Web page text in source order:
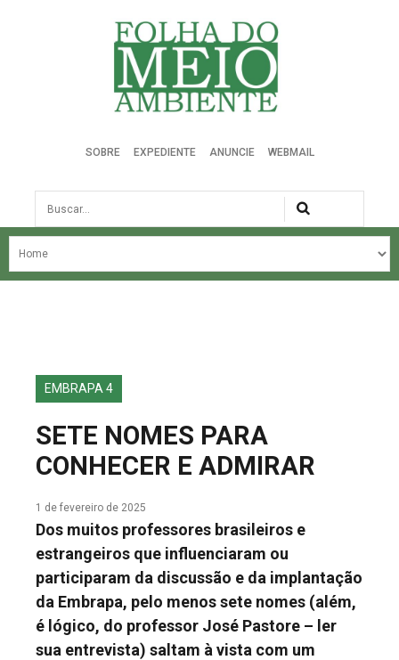
Folha do Meio Ambiente
SOBRE EXPEDIENTE ANUNCIE WEBMAIL
Busca
NOSSA HISTÓRIA
EDIÇÕES ANTERIORES
FALE CONOSCO
EMBRAPA 4
SETE NOMES PARA
CONHECER E ADMIRAR
1 de fevereiro de 2025
Dos muitos professores brasileiros e
estrangeiros que influenciaram ou
participaram da discussão e da implantação
da Embrapa, pelo menos sete nomes (além,
é lógico, do professor José Pastore – ler
sua entrevista) saltam à vista com um